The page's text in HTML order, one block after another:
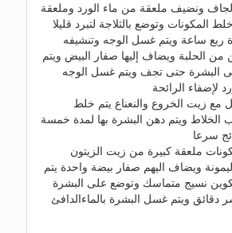
ونضيف ملعقة من ماء الورد وملعقة
المكونات وتوضع بالثلاجة لتبرد قليلا
ربع ساعة ويتم غسل الوجه وتنشيفه
من الحلبة ويضاف إليها صفار البيض ويتم
البشرة حتى تجف ويتم غسل الوجه
لإضفاء الرائحة
مع زيت الخروع والنعناع يتم خلط
الخلاط ويتم دهن البشرة بها لمدة خمسة
سرعا
ملعقة كبيرة من زيت الزيتون
ويضاف اليهم صفار بيضة واحدة يتم
نسيج متماسك وتوضع على البشرة
دقائق ويتم غسل البشرة بالماءالدافئ